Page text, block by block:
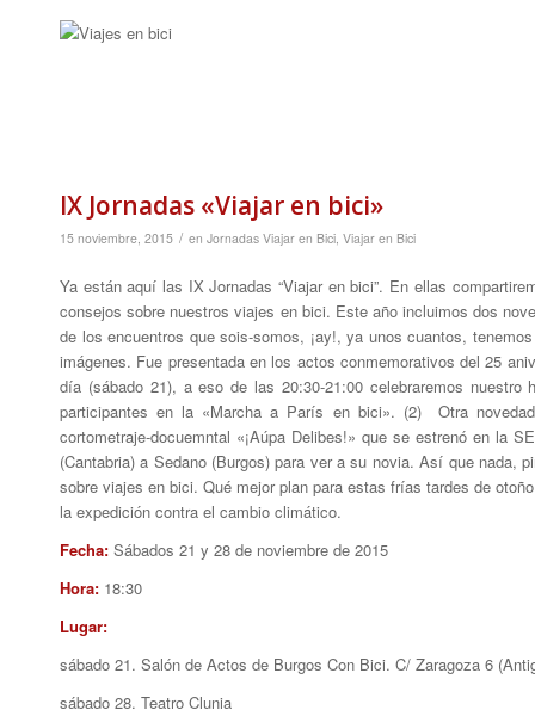
IX Jornadas «Viajar en bici»
15 noviembre, 2015 / en Jornadas Viajar en Bici, Viajar en Bici
Ya están aquí las IX Jornadas “Viajar en bici”. En ellas
consejos sobre nuestros viajes en bici. Este año incluimos dos
de los encuentros que sois-somos, ¡ay!, ya unos cuantos,
imágenes. Fue presentada en los actos conmemorativos del 25
día (sábado 21), a eso de las 20:30-21:00 celebraremos
participantes en la «Marcha a París en bici». (2) Otra
cortometraje-docuemntal «¡Aúpa Delibes!» que se estrenó en la
(Cantabria) a Sedano (Burgos) para ver a su novia. Así que nada,
sobre viajes en bici. Qué mejor plan para estas frías tardes de
la expedición contra el cambio climático.
Fecha: Sábados 21 y 28 de noviembre de 2015
Hora: 18:30
Lugar:
sábado 21. Salón de Actos de Burgos Con Bici. C/ Zaragoza 6
sábado 28. Teatro Clunia